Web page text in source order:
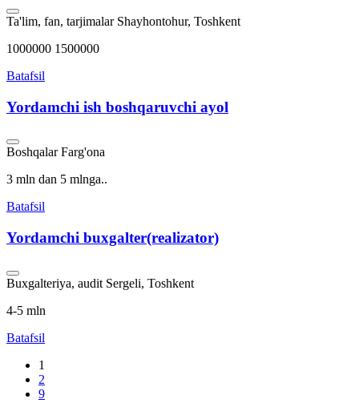
Ta'lim, fan, tarjimalar Shayhontohur, Toshkent
1000000 1500000
Batafsil
Yordamchi ish boshqaruvchi ayol
Boshqalar Farg'ona
3 mln dan 5 mlnga..
Batafsil
Yordamchi buxgalter(realizator)
Buxgalteriya, audit Sergeli, Toshkent
4-5 mln
Batafsil
1
2
9